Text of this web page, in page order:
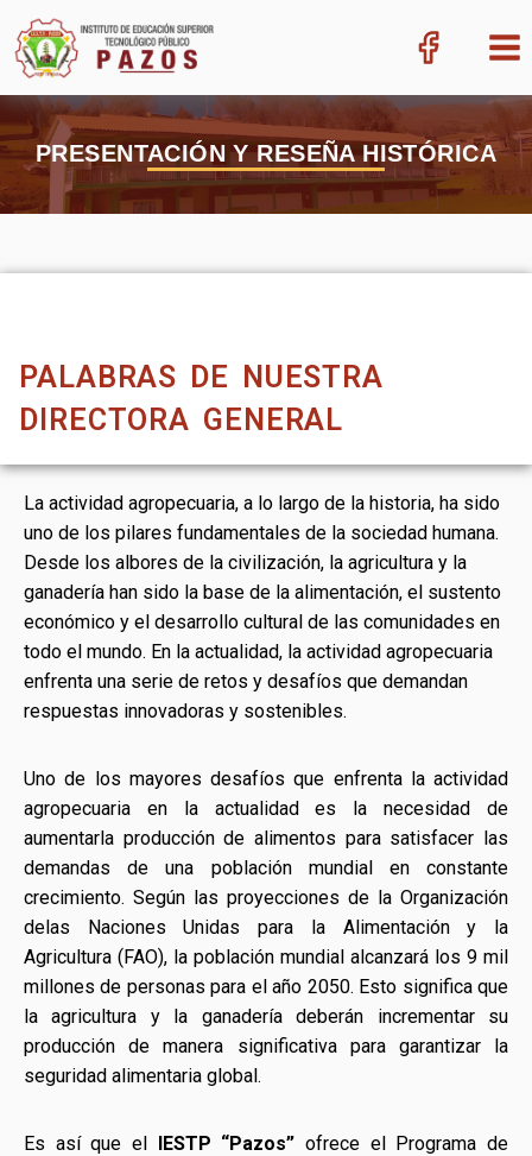
PRESENTACIÓN Y RESEÑA HISTÓRICA
PALABRAS DE NUESTRA
DIRECTORA GENERAL
La actividad agropecuaria, a lo largo de la historia, ha sido
uno de los pilares fundamentales de la sociedad humana.
Desde los albores de la civilización, la agricultura y la
ganadería han sido la base de la alimentación, el sustento
económico y el desarrollo cultural de las comunidades en
todo el mundo. En la actualidad, la actividad agropecuaria
enfrenta una serie de retos y desafíos que demandan
respuestas innovadoras y sostenibles.
Uno de los mayores desafíos que enfrenta la actividad
agropecuaria en la actualidad es la necesidad de
aumentarla producción de alimentos para satisfacer las
demandas de una población mundial en constante
crecimiento. Según las proyecciones de la Organización
delas Naciones Unidas para la Alimentación y la
Agricultura (FAO), la población mundial alcanzará los 9 mil
millones de personas para el año 2050. Esto significa que
la agricultura y la ganadería deberán incrementar su
producción de manera significativa para garantizar la
seguridad alimentaria global.
Es así que el IESTP “Pazos”ofrece el Programa de